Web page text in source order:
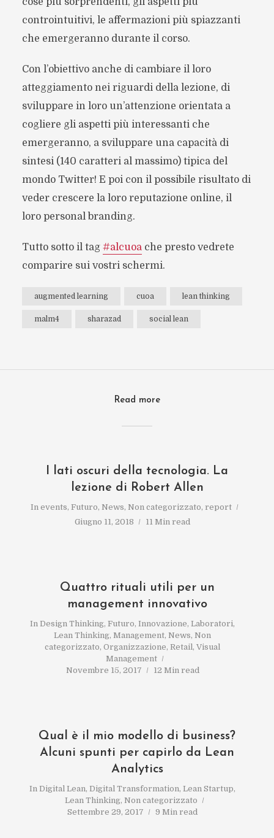
controintuitivi, le affermazioni più spiazzanti
che emergeranno durante il corso.
Con l’obiettivo anche di cambiare il loro
atteggiamento nei riguardi della lezione, di
sviluppare in loro un’attenzione orientata a
cogliere gli aspetti più interessanti che
emergeranno, a sviluppare una capacità di
sintesi (140 caratteri al massimo) tipica del
mondo Twitter! E poi con il possibile risultato di
veder crescere la loro reputazione online, il
loro personal branding.
Tutto sotto il tag #alcuoache presto vedrete
comparire sui vostri schermi.
augmented learning cuoa lean thinking
malm4 sharazad social lean
Read more
I lati oscuri della tecnologia. La
lezione di Robert Allen
In events, Futuro, News, Non categorizzato, report
Giugno 11, 2018
11 Min read
Quattro rituali utili per un
management innovativo
In Design Thinking, Futuro, Innovazione, Laboratori,
Lean Thinking, Management, News, Non
categorizzato, Organizzazione, Retail, Visual
Management
Novembre 15, 2017
12 Min read
Qual è il mio modello di business?
Alcuni spunti per capirlo da Lean
Analytics
In Digital Lean, Digital Transformation, Lean Startup,
Lean Thinking, Non categorizzato
Settembre 29, 2017
9 Min read